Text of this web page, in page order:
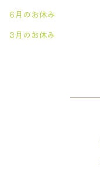
6月のお休み
3月のお休み